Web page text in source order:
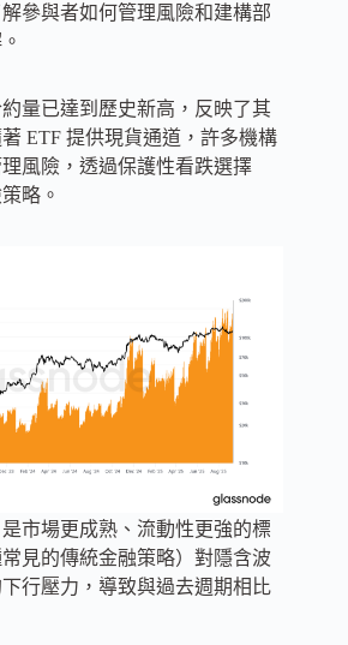
參與者如何管理風險和建構部
量已達到歷史新高，反映了其
ETF 提供現貨通道，許多機構
風險，透過保護性看跌選擇
略。
市場更成熟、流動性更強的標
見的傳統金融策略）對隱含波
行壓力，導致與過去週期相比